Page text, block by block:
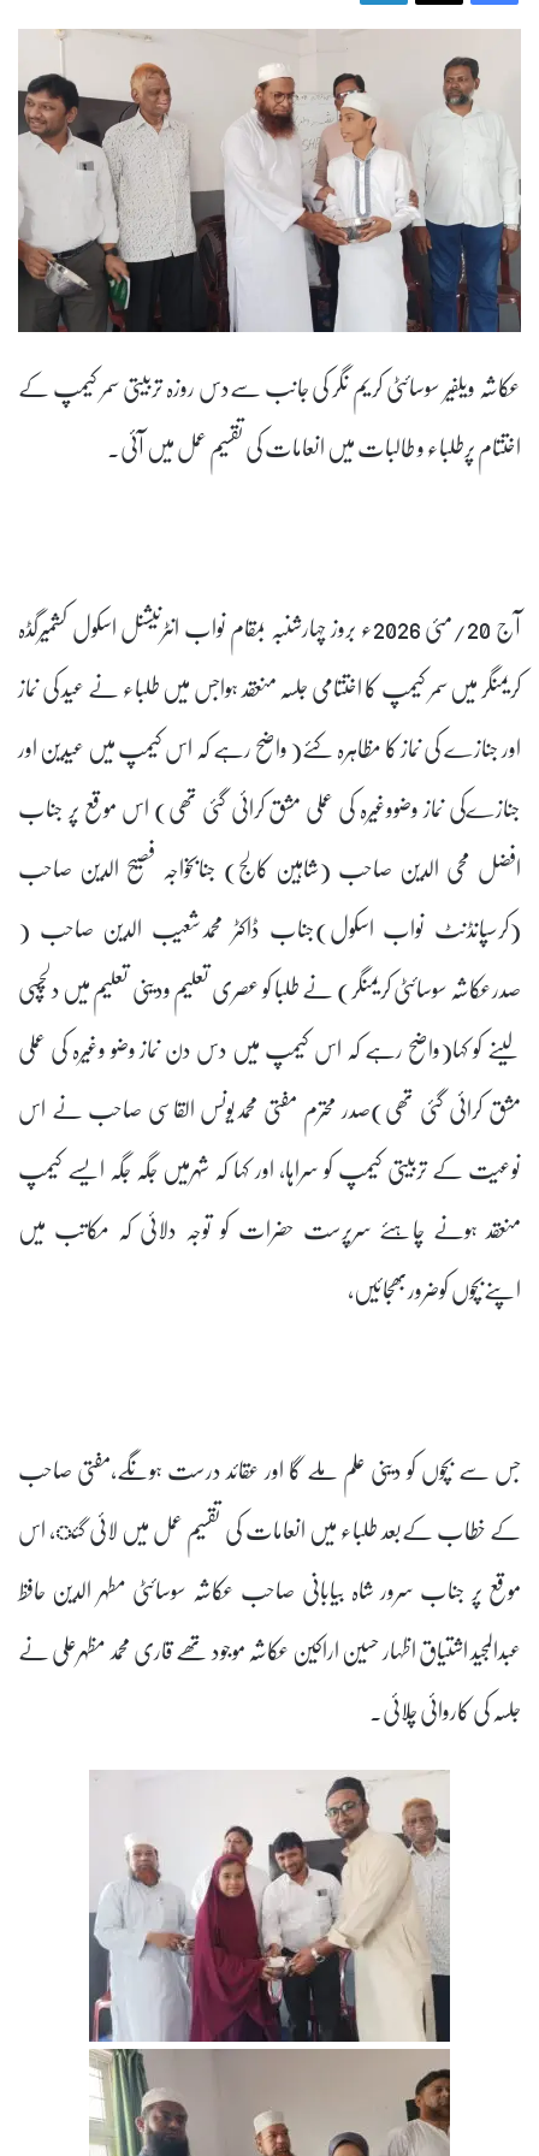
عکاشہ ویلفیر سوسائٹی کریم نگر کی جانب سےدس روزہ تربیتی سمر کیمپ کے
اختتام پرطلباء و طالبات میں انعامات کی تقسیم عمل میں آئی.
آج 20/مئی 2026ء بروز چہارشنبہ بمقام نواب انٹرنیشنل اسکول کشمیرگڈہ
کریمنگر میں سمر کیمپ کا اختتامی جلسہ منعقد ہواجس میں طلباء نے عید کی نماز
اور جنازے کی نماز کا مظاہرہ کئے( واضح رہے کہ اس کیمپ میں عیدین اور
جنازےکی نماز وضووغیرہ کی عملی مشق کرائی گئی تھی) اس موقع پر جناب
افضل محی الدین صاحب (شاہین کالج) جنابخواجہ فصیح الدین صاحب
(کرسپانڈنٹ نواب اسکول)جناب ڈاکٹر محمدشعیب الدین صاحب (
صدرعکاشہ سوسائٹی کریمنگر) نے طلبا کو عصری تعلیم ودینی تعلیم میں دلچسپی
لینے کو کہا(واضح رہے کہ اس کیمپ میں دس دن نماز وضو وغیرہ کی عملی
مشق کرائی گئی تھی)صدر محترم مفتی محمدیونس القاسی صاحب نے اس
نوعیت کے تربیتی کیمپ کو سراہا، اور کہا کہ شہرمیں جگہ جگہ ایسے کیمپ
منعقد ہونے چاہئے سرپرست حضرات کو توجہ دلائی کہ مکاتب میں
اپنےبچوں کوضروربھجائیں،
جس سے بچوں کو دینی علم ملے گا اور عقائد درست ہونگے،مفتی صاحب
کے خطاب کےبعد طلباء میں انعامات کی تقسیم عمل میں لائی گئ، اس
موقع پر جناب سرور شاہ بیابانی صاحب عکاشہ سوسائٹی مطہر الدین حافظ
عبدالمجید اشتیاق اظہار حسین اراکین عکاشہ موجود تھے قاری محمد مظہرعلی نے
جلسہ کی کاروائی چلائی۔